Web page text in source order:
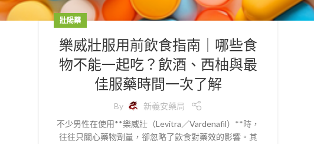
壯陽藥
樂威壯服用前飲食指南｜哪些食
物不能一起吃？飲酒、西柚與最
佳服藥時間一次了解
By
新義安藥局
不少男性在使用**樂威壯（Levitra／Vardenafil）**時，
往往只關心藥物劑量，卻忽略了飲食對藥效的影響。其